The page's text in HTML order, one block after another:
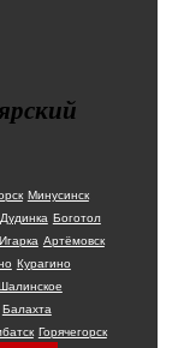
Минусинск
Дудинка Боготол
Игарка Артёмовск
Курагино
Балахта
Горячегорск